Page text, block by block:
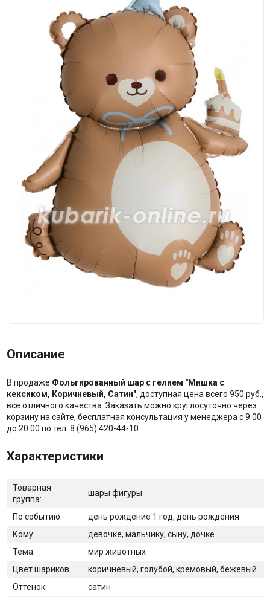
Описание
В продаже Фольгированный шар с гелием "Мишка с
кексиком, Коричневый, Сатин", доступная цена всего 950 руб.,
все отличного качества. Заказать можно круглосуточно через
корзину на сайте, бесплатная консультация у менеджера с 9:00
до 20:00 по тел: 8 (965) 420-44-10
Характеристики
Товарная
группа:
шары фигуры
По событию:
день рождение 1 год, день рождения
Кому:
девочке, мальчику, сыну, дочке
Тема:
мир животных
Цвет шариков
коричневый, голубой, кремовый, бежевый
Оттенок:
сатин